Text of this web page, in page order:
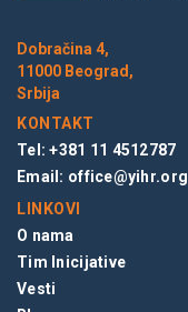
Dobračina 4,
11000 Beograd,
Srbija
KONTAKT
Tel: +381 11 4512787
Email: office@yihr.org
LINKOVI
O nama
Tim Inicijative
Vesti